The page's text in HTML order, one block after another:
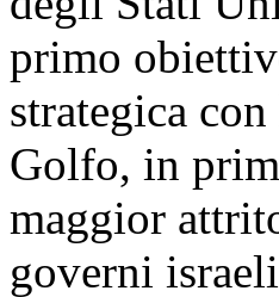
primo
strategica
Golfo, in
maggior
governi